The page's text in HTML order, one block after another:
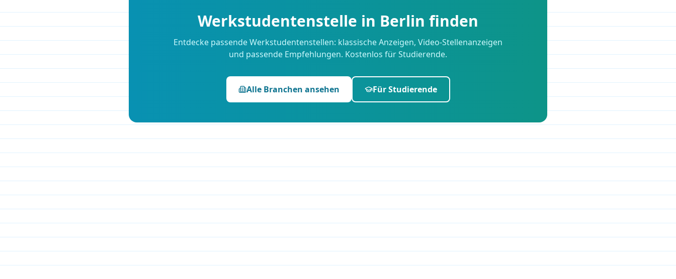
Werkstudentenstelle in Berlin finden
Entdecke passende Werkstudentenstellen: klassische Anzeigen, Video-Stellenanzeigen
und passende Empfehlungen. Kostenlos für Studierende.
Alle Branchen ansehen Für Studierende